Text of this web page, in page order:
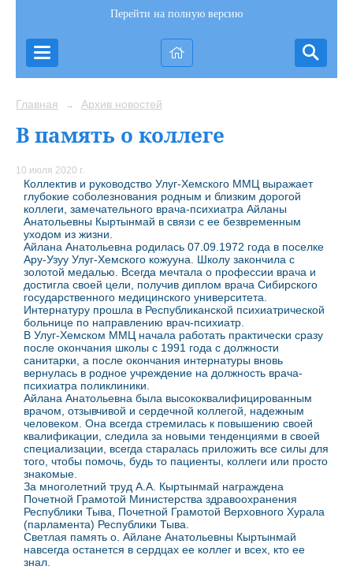
Перейти на полную версию
Главная → Архив новостей
В память о коллеге
10 июля 2020 г.
Коллектив и руководство Улуг-Хемского ММЦ выражает
глубокие соболезнования родным и близким дорогой
коллеги, замечательного врача-психиатра Айланы
Анатольевны Кыртынмай в связи с ее безвременным
уходом из жизни.
Айлана Анатольевна родилась 07.09.1972 года в поселке
Ару-Узуу Улуг-Хемского кожууна. Школу закончила с
золотой медалью. Всегда мечтала о профессии врача и
достигла своей цели, получив диплом врача Сибирского
государственного медицинского университета.
Интернатуру прошла в Республиканской психиатрической
больнице по направлению врач-психиатр.
В Улуг-Хемском ММЦ начала работать практически сразу
после окончания школы с 1991 года с должности
санитарки, а после окончания интернатуры вновь
вернулась в родное учреждение на должность врача-
психиатра поликлиники.
Айлана Анатольевна была высококвалифицированным
врачом, отзывчивой и сердечной коллегой, надежным
человеком. Она всегда стремилась к повышению своей
квалификации, следила за новыми тенденциями в своей
специализации, всегда старалась приложить все силы для
того, чтобы помочь, будь то пациенты, коллеги или просто
знакомые.
За многолетний труд А.А. Кыртынмай награждена
Почетной Грамотой Министерства здравоохранения
Республики Тыва, Почетной Грамотой Верховного Хурала
(парламента) Республики Тыва.
Светлая память о. Айлане Анатольевны Кыртынмай
навсегда останется в сердцах ее коллег и всех, кто ее
знал.